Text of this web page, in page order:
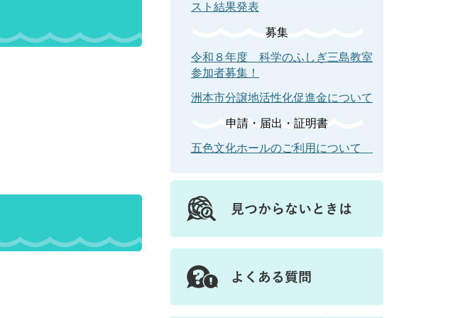
スト結果発表
募集
令和８年度 科学のふしぎ三島教室
参加者募集！
洲本市分譲地活性化促進金について
申請・届出・証明書
五色文化ホールのご利用について